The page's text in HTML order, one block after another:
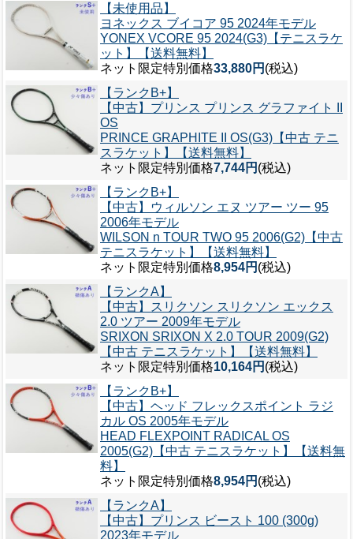
【未使用品】
ヨネックス ブイコア 95 2024年モデル
YONEX VCORE 95 2024(G3)【テニスラケ
ット】【送料無料】
ネット限定特別価格33,880円 (税込)
【ランクB+】
【中古】プリンス プリンス グラファイト II
OS
PRINCE GRAPHITE II OS(G3)【中古 テニ
スラケット】【送料無料】
ネット限定特別価格7,744円 (税込)
【ランクB+】
【中古】ウィルソン エヌ ツアー ツー 95
2006年モデル
WILSON n TOUR TWO 95 2006(G2)【中古
テニスラケット】【送料無料】
ネット限定特別価格8,954円 (税込)
【ランクA】
【中古】スリクソン スリクソン エックス
2.0 ツアー 2009年モデル
SRIXON SRIXON X 2.0 TOUR 2009(G2)
【中古 テニスラケット】【送料無料】
ネット限定特別価格10,164円 (税込)
【ランクB+】
【中古】ヘッド フレックスポイント ラジ
カル OS 2005年モデル
HEAD FLEXPOINT RADICAL OS
2005(G2)【中古 テニスラケット】【送料無
料】
ネット限定特別価格8,954円 (税込)
【ランクA】
【中古】プリンス ビースト 100 (300g)
2023年モデル